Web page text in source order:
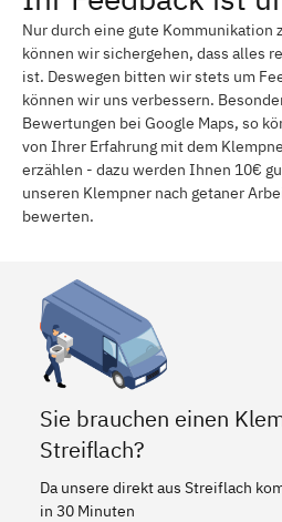
Nur durch eine gute Kommunikation
können wir sichergehen, dass alles
ist. Deswegen bitten wir stets um
können wir uns verbessern.
Bewertungen bei Google Maps, so
von Ihrer Erfahrung mit dem
erzählen - dazu werden Ihnen 10€
unseren Klempner nach getaner
bewerten.
Sie brauchen einen
Streiflach?
Da unsere direkt aus Streiflach
in 30 Minuten